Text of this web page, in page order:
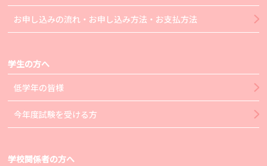
お申し込みの流れ・お申し込み方法・お支払方法
学生の方へ
低学年の皆様
今年度試験を受ける方
学校関係者の方へ